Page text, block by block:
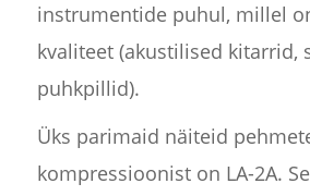
instrumentide puhul, millel
kvaliteet (akustilised kitarrid,
puhkpillid).
Üks parimaid näiteid
kompressioonist on LA-2A.